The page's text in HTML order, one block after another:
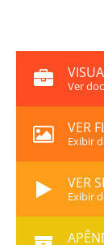
Ver
VER
Exibir
VER
Exibir